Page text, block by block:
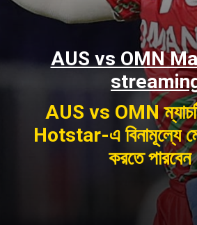
AUS vs OMN
AUS vs OMN
Hotstar-এ বিনামূল্যে
করতে